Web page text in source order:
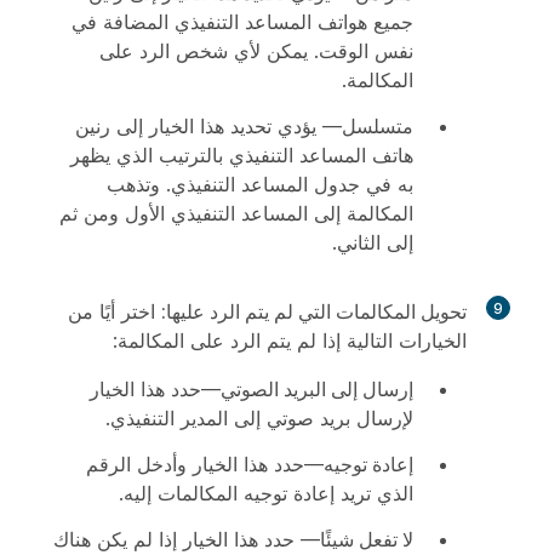
جميع هواتف المساعد التنفيذي المضافة في
نفس الوقت. يمكن لأي شخص الرد على
المكالمة.
متسلسل— يؤدي تحديد هذا الخيار إلى رنين
هاتف المساعد التنفيذي بالترتيب الذي يظهر
به في جدول المساعد التنفيذي. وتذهب
المكالمة إلى المساعد التنفيذي الأول ومن ثم
إلى الثاني.
9 تحويل المكالمات التي لم يتم الرد عليها: اختر أيًا من
الخيارات التالية إذا لم يتم الرد على المكالمة:
إرسال إلى البريد الصوتي—حدد هذا الخيار
لإرسال بريد صوتي إلى المدير التنفيذي.
إعادة توجيه—حدد هذا الخيار وأدخل الرقم
الذي تريد إعادة توجيه المكالمات إليه.
لا تفعل شيئًا— حدد هذا الخيار إذا لم يكن هناك